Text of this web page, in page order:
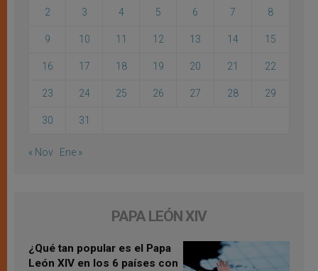
2 3 4 5 6 7 8
9 10 11 12 13 14 15
16 17 18 19 20 21 22
23 24 25 26 27 28 29
30 31
« Nov Ene »
PAPA LEÓN XIV
¿Qué tan popular es el Papa
León XIV en los 6 países con